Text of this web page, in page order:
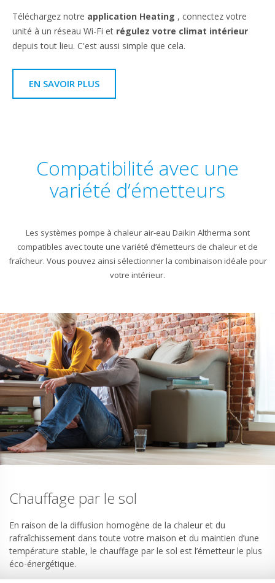
Téléchargez notre application Heating , connectez votre
unité à un réseau Wi-Fi et régulez votre climat intérieur
depuis tout lieu. C'est aussi simple que cela.
EN SAVOIR PLUS
Compatibilité avec une
variété d’émetteurs
Les systèmes pompe à chaleur air-eau Daikin Altherma sont
compatibles avec toute une variété d’émetteurs de chaleur et de
fraîcheur. Vous pouvez ainsi sélectionner la combinaison idéale pour
votre intérieur.
Chauffage par le sol
En raison de la diffusion homogène de la chaleur et du
rafraîchissement dans toute votre maison et du maintien d’une
température stable, le chauffage par le sol est l’émetteur le plus
éco-énergétique.